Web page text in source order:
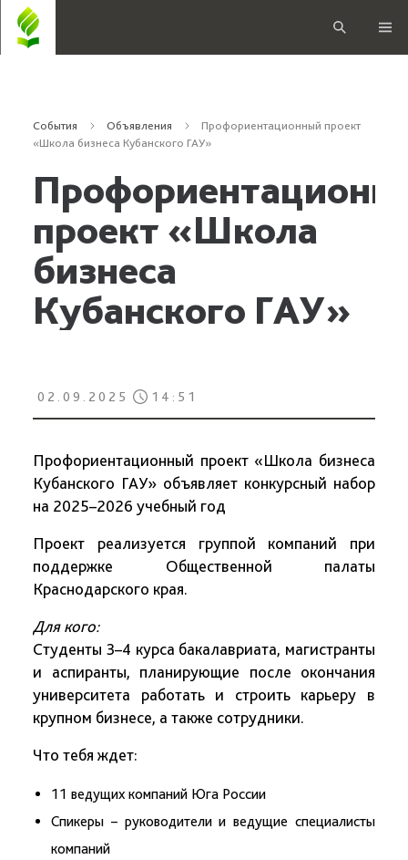
События Объявления
Профориентационный проект
«Школа бизнеса Кубанского ГАУ»
проект «Школа
бизнеса
Кубанского ГАУ»
02.09.2025 14:51
Профориентационный проект «Школа бизнеса
Кубанского ГАУ» объявляет конкурсный набор
на 2025–2026 учебный год
Проект реализуется группой компаний при
поддержке Общественной палаты
Краснодарского края.
Для кого:
Студенты 3–4 курса бакалавриата, магистранты
и аспиранты, планирующие после окончания
университета работать и строить карьеру в
крупном бизнесе, а также сотрудники.
Что тебя ждет:
11 ведущих компаний Юга России
Спикеры – руководители и ведущие специалисты
компаний